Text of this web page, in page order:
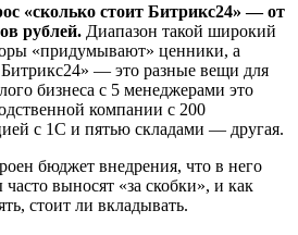
«сколько стоит Битрикс24» — от
рублей. Диапазон такой широкий
«придумывают» ценники, а
— это разные вещи для
бизнеса с 5 менеджерами это
компании с 200
с 1С и пятью складами — другая.
бюджет внедрения, что в него
выносят «за скобки», и как
стоит ли вкладывать.